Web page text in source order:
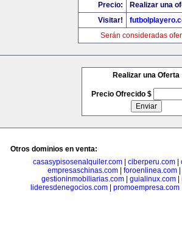
Precio:
Realizar una
Visitar!
Serán consideradas
Realizar una Oferta
Precio Ofrecido $
Otros dominios en venta:
casasypisosenalquiler.com
ciberperu.com
empresaschinas.com| foroenlinea.com|
gestioninmobiliarias.com| guialinux.com|
lideresdenegocios.com
promoempresa.com